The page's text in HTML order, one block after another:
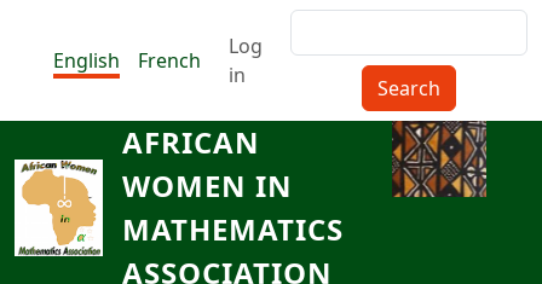
English
French
Menu du compte de
Log
in
AFRICAN
WOMEN IN
MATHEMATICS
ASSOCIATION